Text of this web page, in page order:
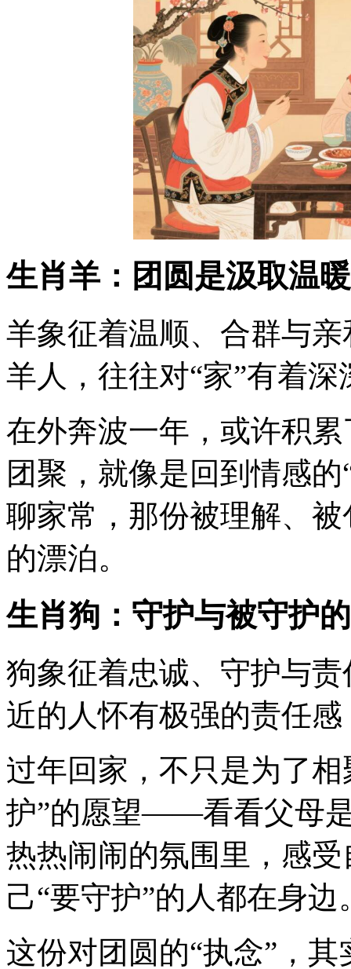
生肖羊：团圆是汲取温
羊象征着温顺、合群与
羊人，往往对“家”有着深
在外奔波一年，或许积
团聚，就像是回到情感
聊家常，那份被理解、
的漂泊。
生肖狗：守护与被守护
狗象征着忠诚、守护与
近的人怀有极强的责任
过年回家，不只是为了
护”的愿望——看看父母
热热闹闹的氛围里，感
己“要守护”的人都在身边
这份对团圆的“执念”，